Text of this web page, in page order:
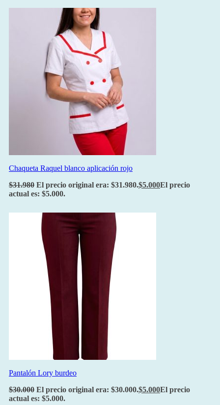
Chaqueta Raquel blanco aplicación rojo
$31.980 El precio original era: $31.980.$5.000El precio
actual es: $5.000.
Pantalón Lory burdeo
$30.000 El precio original era: $30.000.$5.000El precio
actual es: $5.000.